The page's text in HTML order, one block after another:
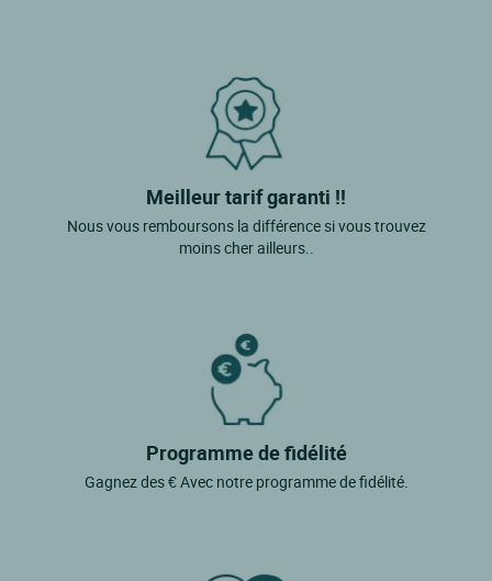
Meilleur tarif garanti !!
Nous vous remboursons la différence si vous trouvez
moins cher ailleurs..
Programme de fidélité
Gagnez des € Avec notre programme de fidélité.